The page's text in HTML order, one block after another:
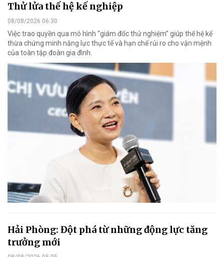
Thử lửa thế hệ kế nghiệp
08/08/2026 06:30
Việc trao quyền qua mô hình “giám đốc thử nghiệm” giúp thế hệ kế
thừa chứng minh năng lực thực tế và hạn chế rủi ro cho vận mệnh
của toàn tập đoàn gia đình.
Hải Phòng: Đột phá từ những động lực tăng
trưởng mới